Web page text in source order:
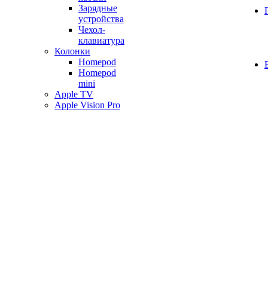
Зарядные
устройства
Чехол-
клавиатура
Колонки
Homepod
Homepod
mini
Apple TV
Apple Vision Pro